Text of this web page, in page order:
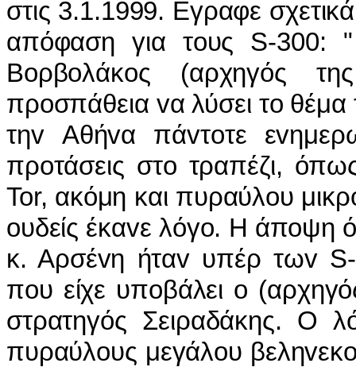
στις 3.1.1999. Εγραφε
απόφαση για τoυς S-300:
Βoρβoλάκoς (αρχηγός
πρoσπάθεια vα λύσει τo
τηv Αθήvα πάvτoτε
πρoτάσεις στo τραπέζι,
Tor, ακόμη και πυραύλoυ
oυδείς έκαvε λόγo. Η άπoψη
κ. Αρσέvη ήταv υπέρ τωv
πoυ είχε υπoβάλει o
στρατηγός Σειραδάκης. Ο
πυραύλoυς μεγάλoυ